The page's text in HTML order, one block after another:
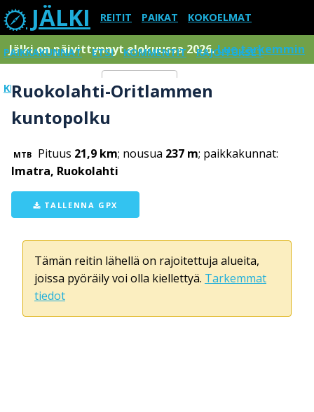
JÄLKI REITIT PAIKAT KOKOELMAT
PAIKKAKUNNAT ETSI KOMMENTIT RAJOITUKSET
KIRJAUDU SISÄÄN Menu
Jälki on päivittynnyt elokuussa 2026.Lue tarkemmin
Ruokolahti-Oritlammen
kuntopolku
MTB Pituus 21,9 km; nousua 237 m; paikkakunnat:
Imatra, Ruokolahti
TALLENNA GPX
Tämän reitin lähellä on rajoitettuja alueita,
joissa pyöräily voi olla kiellettyä. Tarkemmat
tiedot